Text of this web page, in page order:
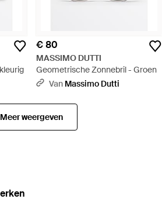
€ 80
MASSIMO DUTTI
Geometrische Zonnebril - Groen
Van Massimo Dutti
Meer weergeven